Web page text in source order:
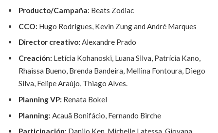
Producto/Campaña: Beats Zodiac
CCO: Hugo Rodrigues, Kevin Zung and André Marques
Director creativo: Alexandre Prado
Creación: Letícia Kohanoski, Luana Silva, Patrícia Kano,
Rhaissa Bueno, Brenda Bandeira, Mellina Fontoura, Diego
Silva, Felipe Araújo, Thiago Alves.
Planning VP: Renata Bokel
Planning: Acauã Bonifácio, Fernando Birche
Participación: Danilo Ken, Michelle Latessa, Giovana